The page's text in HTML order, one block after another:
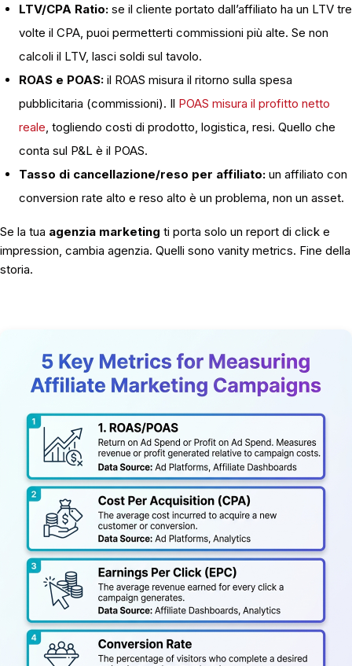
LTV/CPA Ratio: se il cliente portato dall’affiliato ha un LTV tre
volte il CPA, puoi permetterti commissioni più alte. Se non
calcoli il LTV, lasci soldi sul tavolo.
ROAS e POAS: il ROAS misura il ritorno sulla spesa
pubblicitaria (commissioni). Il POAS misura il profitto netto
reale , togliendo costi di prodotto, logistica, resi. Quello che
conta sul P&L è il POAS.
Tasso di cancellazione/reso per affiliato: un affiliato con
conversion rate alto e reso alto è un problema, non un asset.
Se la tua agenzia marketing ti porta solo un report di click e
impression, cambia agenzia. Quelli sono vanity metrics. Fine della
storia.